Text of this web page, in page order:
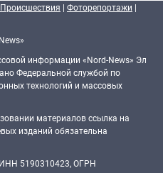
Происшествия | Фоторепортажи |
информации «Nord-News» Эл
Федеральной службой по
технологий и массовых
материалов ссылка на
изданий обязательна
5190310423, ОГРН